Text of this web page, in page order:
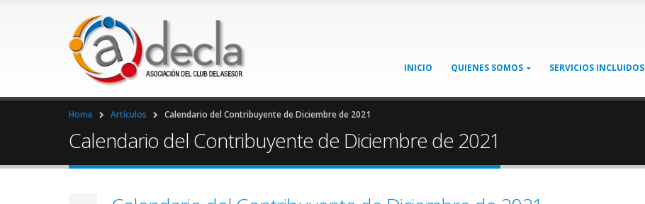
INICIO QUIENES SOMOS SERVICIOS INCLUIDOS
Home Artículos Calendario del Contribuyente de Diciembre de 2021
Calendario del Contribuyente de Diciembre de 2021